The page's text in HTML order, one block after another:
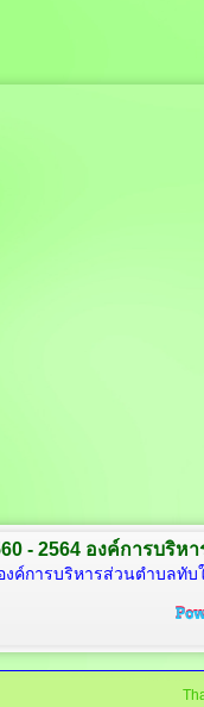
- 2564 องค์การบริห
งค์การบริหารส่วนตำบลทับ